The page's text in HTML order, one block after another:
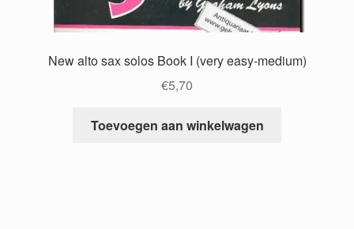
New alto sax solos Book I (very easy-medium)
€5,70
Toevoegen aan winkelwagen